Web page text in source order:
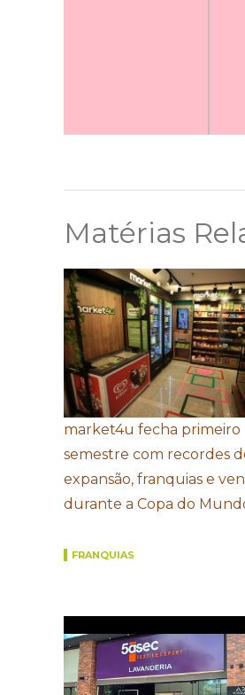
Matérias
market4u fecha primeiro
semestre com recordes
expansão, franquias e
durante a Copa do
FRANQUIAS